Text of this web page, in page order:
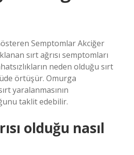
Semptomlar Akciğer
sırt ağrısı semptomları
neden olduğu sırt
örtüşür. Omurga
yaralanmasının
taklit edebilir.
olduğu nasıl